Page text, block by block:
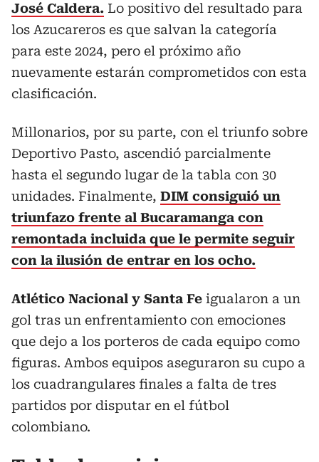
José Caldera. Lo positivo del resultado para
los Azucareros es que salvan la categoría
para este 2024, pero el próximo año
nuevamente estarán comprometidos con esta
clasificación.
Millonarios, por su parte, con el triunfo sobre
Deportivo Pasto, ascendió parcialmente
hasta el segundo lugar de la tabla con 30
unidades. Finalmente, DIM consiguió un
triunfazo frente al Bucaramanga con
remontada incluida que le permite seguir
con la ilusión de entrar en los ocho.
Atlético Nacional y Santa Fe igualaron a un
gol tras un enfrentamiento con emociones
que dejo a los porteros de cada equipo como
figuras. Ambos equipos aseguraron su cupo a
los cuadrangulares finales a falta de tres
partidos por disputar en el fútbol
colombiano.